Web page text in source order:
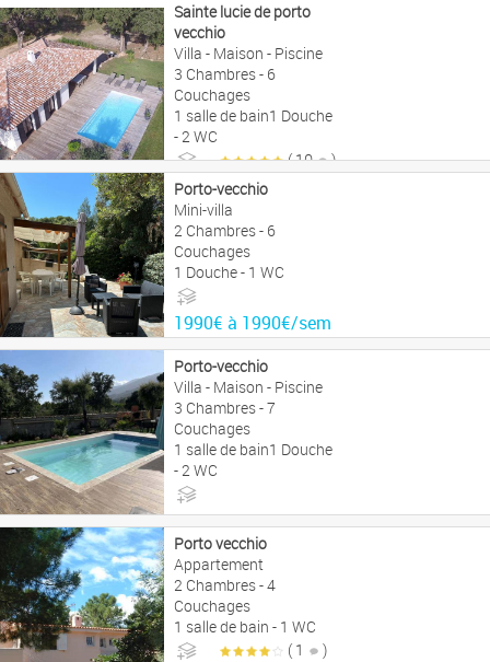
Sainte lucie de porto
vecchio
Villa - Maison - Piscine
3 Chambres - 6
Couchages
1 salle de bain1 Douche
- 2 WC
( 10 )
990€ à 3390€/sem
Porto-vecchio
Mini-villa
2 Chambres - 6
Couchages
1 Douche - 1 WC
1990€ à 1990€/sem
Porto-vecchio
Villa - Maison - Piscine
3 Chambres - 7
Couchages
1 salle de bain1 Douche
- 2 WC
1890€ à 3290€/sem
Porto vecchio
Appartement
2 Chambres - 4
Couchages
1 salle de bain - 1 WC
( 1
)